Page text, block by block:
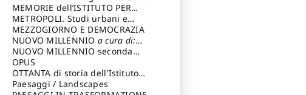
di: Lopez Massimo
MEMORIE dell’ISTITUTO PER
STORIA DEL RISORGIMENTO
METROPOLI. Studi urbani e
regionali
MEZZOGIORNO E DEMOCRAZIA
NUOVO MILLENNIO a cura di:
Capaldo Pellegrino
NUOVO MILLENNIO seconda
serie
Francesco
OPUS
OTTANTA di storia dell'Istituto
storia dell’Istitutoa cura di:
Paesaggi / Landscapes